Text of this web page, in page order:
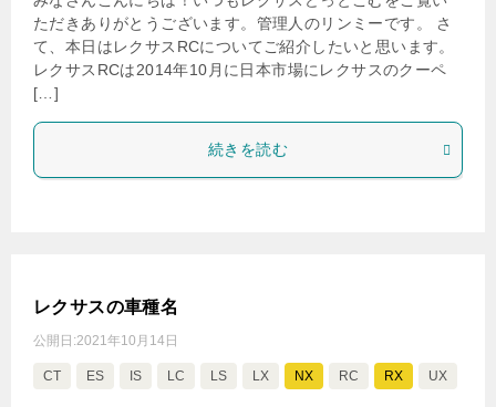
ただきありがとうございます。管理人のリンミーです。 さ
て、本日はレクサスRCについてご紹介したいと思います。
レクサスRCは2014年10月に日本市場にレクサスのクーペ
[…]
続きを読む
レクサスの車種名
公開日:2021年10月14日
CT ES IS LC LS LX NX RC RX UX